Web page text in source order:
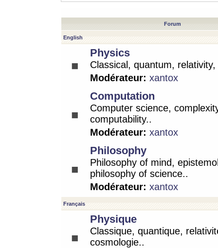
Forum
English
Physics
Classical, quantum,
Modérateur: xantox
Computation
Computer science,
computability..
Modérateur: xantox
Philosophy
Philosophy of mind,
philosophy of science..
Modérateur: xantox
Français
Physique
Classique, quantique,
cosmologie..